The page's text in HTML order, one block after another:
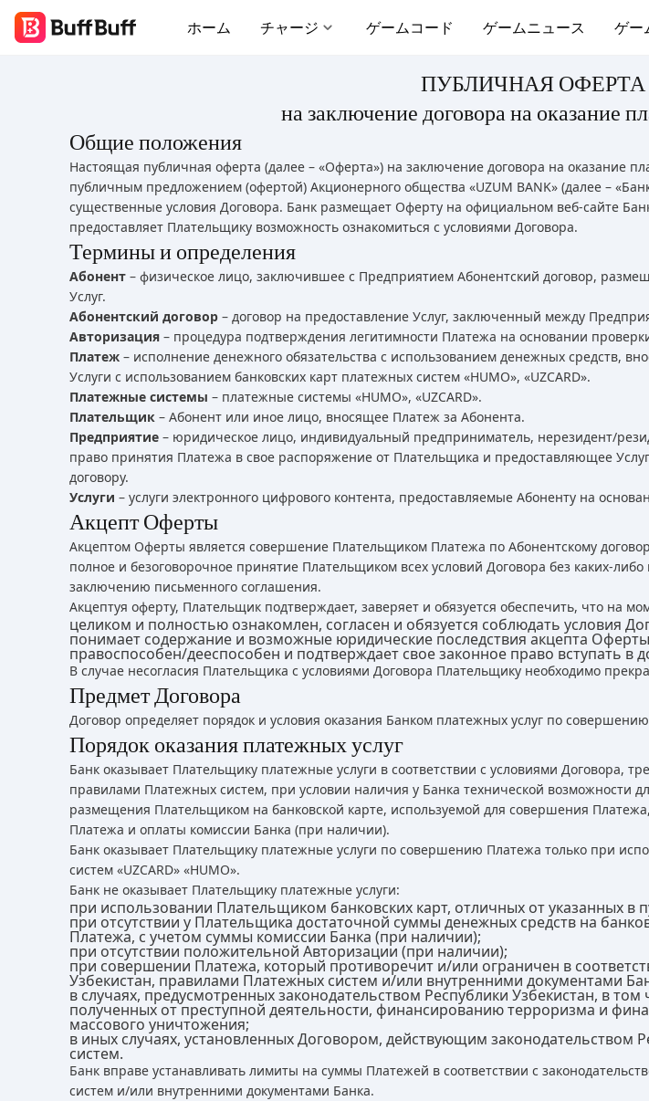
ホーム チャージ ゲームコード ゲームニュース ゲー
ПУБЛИЧНАЯ ОФЕРТА
на заключение договора на оказание
Общие положения
Настоящая публичная оферта (далее – «Оферта») на заключение договора на оказание
публичным предложением (офертой) Акционерного общества «UZUM BANK» (далее –
существенные условия Договора. Банк размещает Оферту на официальном веб-сайте
предоставляет Плательщику возможность ознакомиться с условиями Договора.
Термины и определения
Абонент – физическое лицо, заключившее с Предприятием Абонентский договор,
Услуг.
Абонентский договор – договор на предоставление Услуг, заключенный между
Авторизация – процедура подтверждения легитимности Платежа на основании
Платеж – исполнение денежного обязательства с использованием денежных средств,
Услуги с использованием банковских карт платежных систем «HUMO», «UZCARD».
Платежные системы – платежные системы «HUMO», «UZCARD».
Плательщик – Абонент или иное лицо, вносящее Платеж за Абонента.
Предприятие – юридическое лицо, индивидуальный предприниматель, нерезидент/
право принятия Платежа в свое распоряжение от Плательщика и предоставляющее
договору.
Услуги – услуги электронного цифрового контента, предоставляемые Абоненту на
Акцепт Оферты
Акцептом Оферты является совершение Плательщиком Платежа по Абонентскому
полное и безоговорочное принятие Плательщиком всех условий Договора без каких-
заключению письменного соглашения.
Акцептуя оферту, Плательщик подтверждает, заверяет и обязуется обеспечить, что на
целиком и полностью ознакомлен, согласен и обязуется соблюдать условия
понимает содержание и возможные юридические последствия акцепта
правоспособен/дееспособен и подтверждает свое законное право вступать в
В случае несогласия Плательщика с условиями Договора Плательщику необходимо
Предмет Договора
Договор определяет порядок и условия оказания Банком платежных услуг по
Порядок оказания платежных услуг
Банк оказывает Плательщику платежные услуги в соответствии с условиями Договора,
правилами Платежных систем, при условии наличия у Банка технической возможности
размещения Плательщиком на банковской карте, используемой для совершения
Платежа и оплаты комиссии Банка (при наличии).
Банк оказывает Плательщику платежные услуги по совершению Платежа только при
систем «UZCARD» «HUMO».
Банк не оказывает Плательщику платежные услуги:
при использовании Плательщиком банковских карт, отличных от указанных в
при отсутствии у Плательщика достаточной суммы денежных средств на
Платежа, с учетом суммы комиссии Банка (при наличии);
при отсутствии положительной Авторизации (при наличии);
при совершении Платежа, который противоречит и/или ограничен в
Узбекистан, правилами Платежных систем и/или внутренними документами
в случаях, предусмотренных законодательством Республики Узбекистан, в
полученных от преступной деятельности, финансированию терроризма и
массового уничтожения;
в иных случаях, установленных Договором, действующим законодательством
систем.
Банк вправе устанавливать лимиты на суммы Платежей в соответствии с
систем и/или внутренними документами Банка.